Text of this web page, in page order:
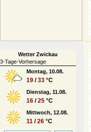
Wetter Zwickau
3-Tage-Vorhersage
Montag, 10.08.
19 /33 °C
Dienstag, 11.08.
16 /25 °C
Mittwoch, 12.08.
11 /26 °C